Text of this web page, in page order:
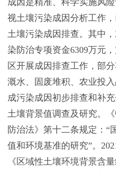
视土壤污染成因分析工作
土壤污染成因排查。其中
染防治专项资金6309万元
区开展成因排查工作，部
溉水、固废堆积、农业投
成污染成因初步排查和补
土壤背景值调查及研究。
防治法》第十二条规定：“
值和环境基准的研究”。
《区域性土壤环境背景含